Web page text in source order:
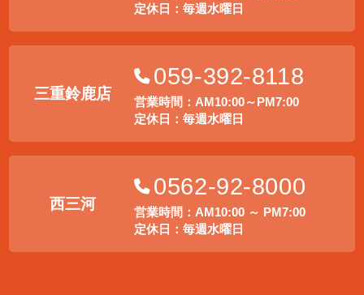
定休日：毎週水曜日
三重鈴鹿店
059-392-8118
営業時間：AM10:00～PM7:00
定休日：毎週水曜日
西三河
0562-92-8000
営業時間：AM10:00 ～ PM7:00
定休日：毎週水曜日